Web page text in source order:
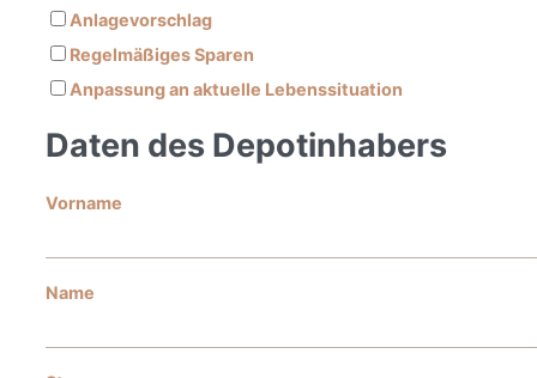
Anlagevorschlag
Regelmäßiges Sparen
Anpassung an aktuelle Lebenssituation
Daten des Depotinhabers
Vorname
Name